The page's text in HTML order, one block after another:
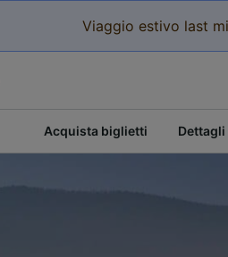
Viaggio estivo last
Acquista biglietti